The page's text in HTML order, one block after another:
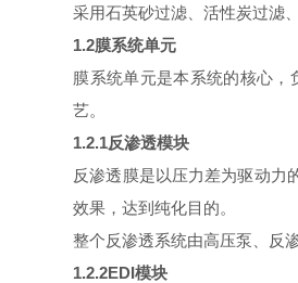
采用石英砂过滤、活性炭过滤
1.2膜系统单元
膜系统单元是本系统的核心，
艺。
1.2.1反渗透模块
反渗透膜是以压力差为驱动力
效果，达到纯化目的。
整个反渗透系统由高压泵、反
1.2.2EDI模块